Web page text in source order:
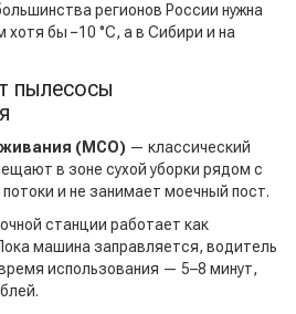
регионов России нужна
бы −10 °C, а в Сибири и на
пылесосы
(МСО) — классический
в зоне сухой уборки рядом с
и не занимает моечный пост.
станции работает как
машина заправляется, водитель
использования — 5–8 минут,